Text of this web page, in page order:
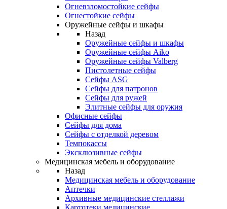
Огневзломостойкие сейфы
Огнестойкие сейфы
Оружейные сейфы и шкафы
Назад
Оружейные сейфы и шкафы
Оружейные сейфы Aiko
Оружейные сейфы Valberg
Пистолетные сейфы
Сейфы ASG
Сейфы для патронов
Сейфы для ружей
Элитные сейфы для оружия
Офисные сейфы
Сейфы для дома
Сейфы с отделкой деревом
Темпокассы
Эксклюзивные сейфы
Медицинская мебель и оборудование
Назад
Медицинская мебель и оборудование
Аптечки
Архивные медицинские стеллажи
Картотеки медицинские